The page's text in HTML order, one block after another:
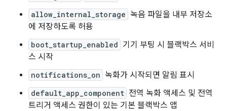
allow_internal_storage 녹음 파일을 내부 저장소
에 저장하도록 허용
boot_startup_enabled 기기 부팅 시 블랙박스 서비
스 시작
notifications_on 녹화가 시작되면 알림 표시
default_app_component 전역 녹화 액세스 및 전역
트리거 액세스 권한이 있는 기본 블랙박스 앱